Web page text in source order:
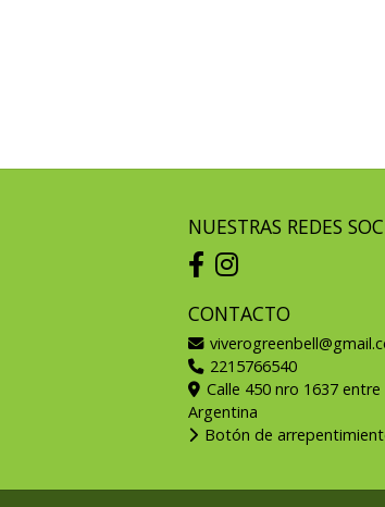
NUESTRAS REDES
CONTACTO
2215766540
Calle 450 nro 1637 entre
Argentina
Botón de